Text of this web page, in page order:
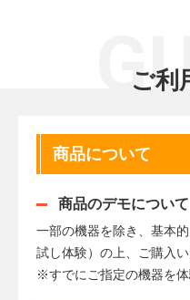
ご利
商品について
商品のデモについて
一部の機器を除き、基本
試し体験）の上、ご購入い
※すでにご指定の機器を体